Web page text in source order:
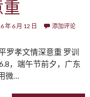
年 6 月 12 日 添加评论
罗孝文情深意重 罗训
，端午节前夕，广东
微…